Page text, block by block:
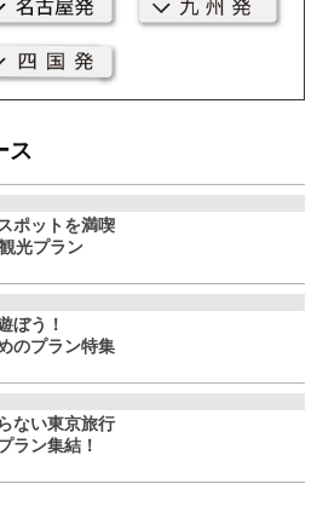
ス
ポットを満喫
光プラン
ぼう！
のプラン特集
ない東京旅行
ラン集結！